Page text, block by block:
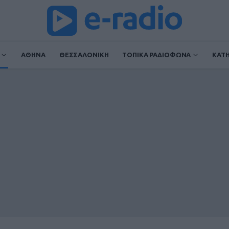
ΑΘΗΝΑ ΘΕΣΣΑΛΟΝΙΚΗ ΤΟΠΙΚΑ ΡΑΔΙΟΦΩΝΑ